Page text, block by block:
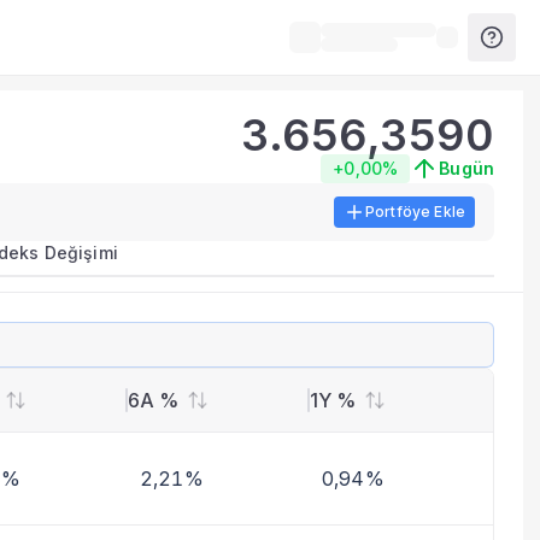
metrikleri listelenir.
benzer fonları inceleyebilirsiniz.
3.656,3590
+0,00% Bugün
Portföye Ekle
Değişimi
6A % 1Y %
2,21% 0,94%